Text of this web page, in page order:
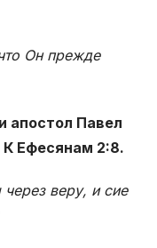
Он прежде
апостол Павел
К Ефесянам 2:8.
веру, и сие